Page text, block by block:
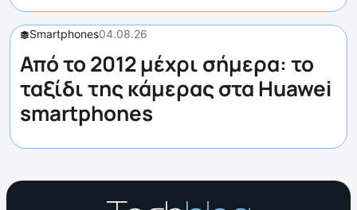
Smartphones04.08.26
Από το 2012 μέχρι σήμερα: το
ταξίδι της κάμερας στα Huawei
smartphones